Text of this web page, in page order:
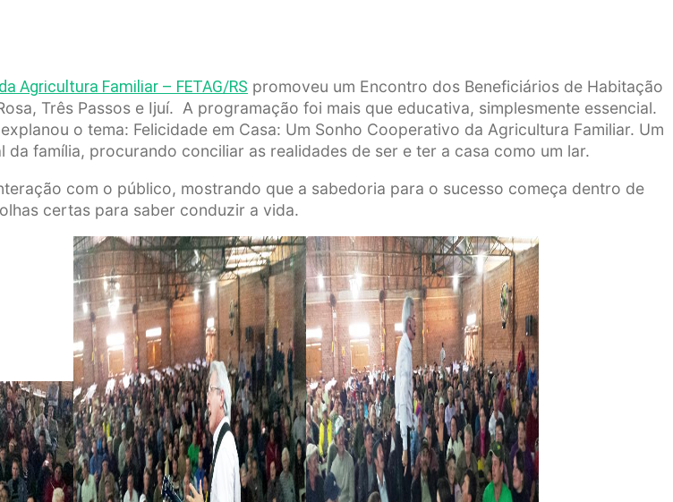
Agricultura Familiar – FETAG/RS promoveu um Encontro dos Beneficiários de Habitação
Três Passos e Ijuí. A programação foi mais que educativa, simplesmente essencial.
explanou o tema: Felicidade em Casa: Um Sonho Cooperativo da Agricultura Familiar. Um
família, procurando conciliar as realidades de ser e ter a casa como um lar.
com o público, mostrando que a sabedoria para o sucesso começa dentro de
certas para saber conduzir a vida.